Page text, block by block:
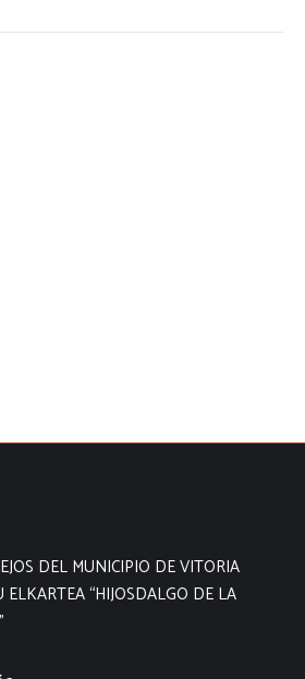
DEL MUNICIPIO DE VITORIA
“HIJOSDALGO DE LA